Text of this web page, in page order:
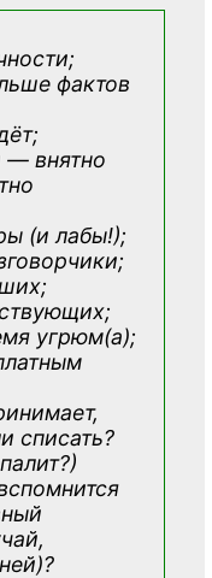
фактов
— внятно
(и лабы!);
угрюм(а);
списать?